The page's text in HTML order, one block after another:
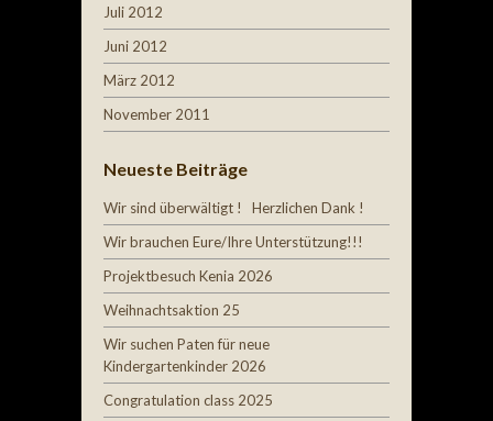
Juli 2012
Juni 2012
März 2012
November 2011
Neueste Beiträge
Wir sind überwältigt ! Herzlichen Dank !
Wir brauchen Eure/Ihre Unterstützung!!!
Projektbesuch Kenia 2026
Weihnachtsaktion 25
Wir suchen Paten für neue
Kindergartenkinder 2026
Congratulation class 2025